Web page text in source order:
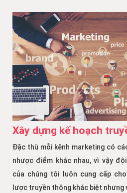
Xây dựng kế hoạch
Đặc thù mỗi kênh marketing có
nhược điểm khác nhau, vì vậy
của chúng tôi luôn cung cấp
lược truyền thông khác biệt nhưng